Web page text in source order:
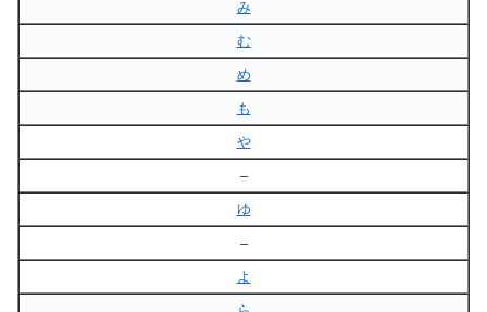
み
む
め
も
や
–
ゆ
–
よ